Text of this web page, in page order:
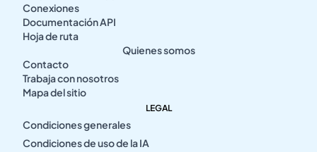
Conexiones
Documentación API
Hoja de ruta
Quienes somos
Contacto
Trabaja con nosotros
Mapa del sitio
LEGAL
Condiciones generales
Condiciones de uso de la IA